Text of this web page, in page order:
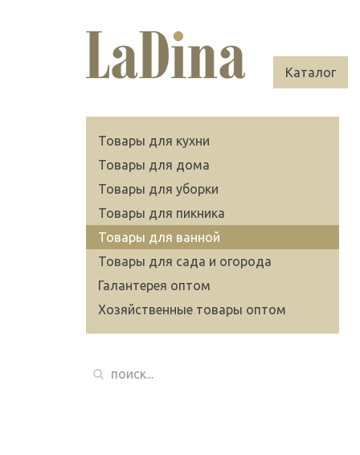
Каталог
Товары для кухни
Товары для дома
Товары для уборки
Товары для пикника
Товары для ванной
Товары для сада и огорода
Галантерея оптом
Хозяйственные товары оптом